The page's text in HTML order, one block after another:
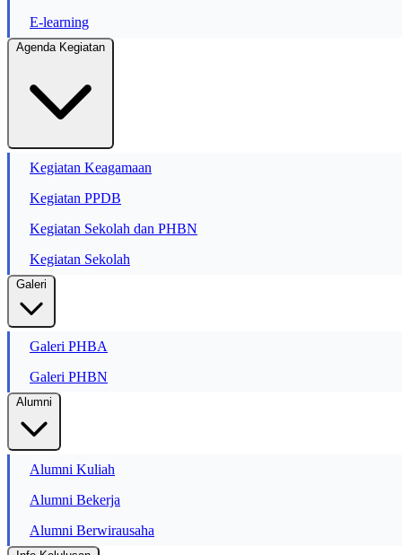
E-learning
Agenda Kegiatan
Kegiatan Keagamaan
Kegiatan PPDB
Kegiatan Sekolah dan PHBN
Kegiatan Sekolah
Galeri
Galeri PHBA
Galeri PHBN
Alumni
Alumni Kuliah
Alumni Bekerja
Alumni Berwirausaha